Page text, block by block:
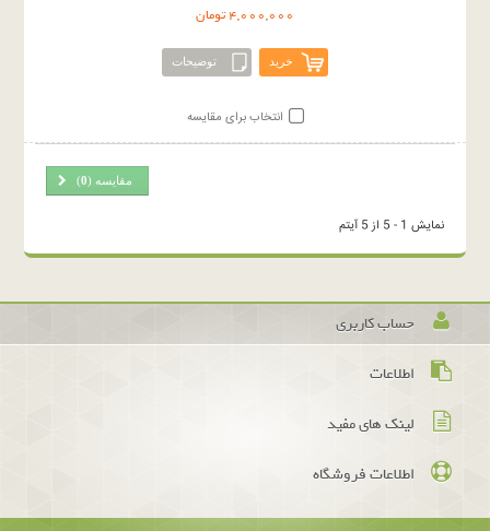
4,000,000 تومان
خرید توضیحات
انتخاب برای مقایسه
مقایسه (0
)
نمایش 1 - 5 از 5 آیتم
حساب کاربری
اطلاعات
لینک های مفید
اطلاعات فروشگاه